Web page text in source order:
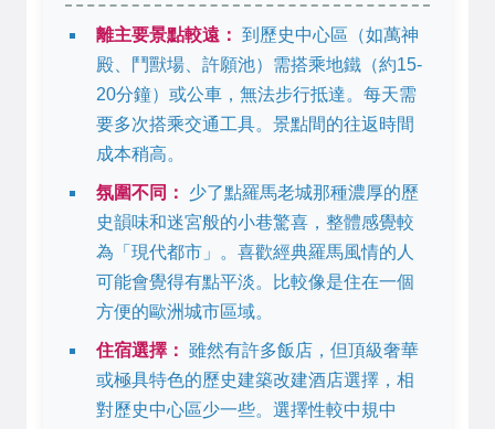
離主要景點較遠： 到歷史中心區（如萬神
殿、鬥獸場、許願池）需搭乘地鐵（約15-
20分鐘）或公車，無法步行抵達。每天需
要多次搭乘交通工具。景點間的往返時間
成本稍高。
氛圍不同：
少了點羅馬老城那種濃厚的歷
史韻味和迷宮般的小巷驚喜，整體感覺較
為「現代都市」。喜歡經典羅馬風情的人
可能會覺得有點平淡。比較像是住在一個
方便的歐洲城市區域。
住宿選擇： 雖然有許多飯店，但頂級奢華
或極具特色的歷史建築改建酒店選擇，相
對歷史中心區少一些。選擇性較中規中